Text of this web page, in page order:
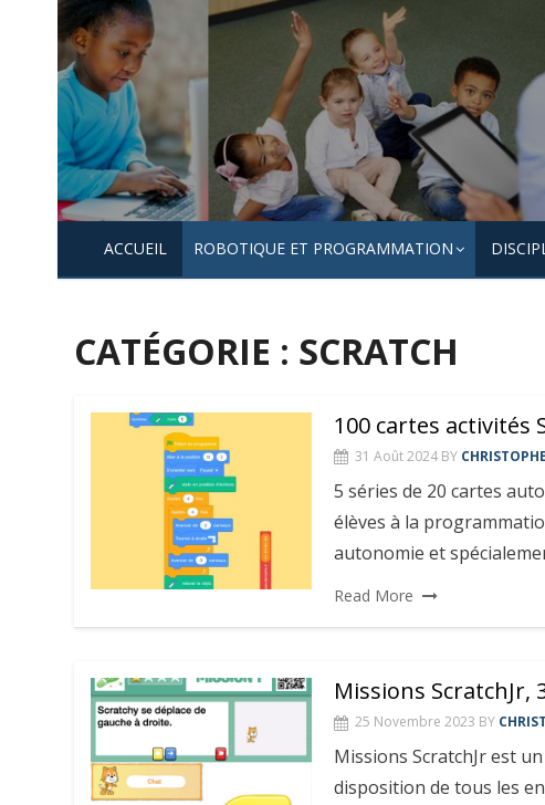
Skip
to
content
ACCUEIL ROBOTIQUE ET PROGRAMMATION
CATÉGORIE : SCRATCH
100 cartes activités
31 Août 2024 BY
5 séries de 20 cartes
élèves à la
autonomie et
Read More
Missions ScratchJr,
25 Novembre 2023 BY
Missions ScratchJr est
disposition de tous les